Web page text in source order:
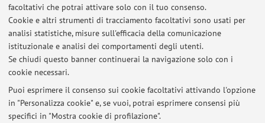
facoltativi che potrai attivare solo con il tuo consenso.
Cookie e altri strumenti di tracciamento facoltativi sono usati per
analisi statistiche, misure sull'efficacia della comunicazione
istituzionale e analisi dei comportamenti degli utenti.
Se chiudi questo banner continuerai la navigazione solo con i
cookie necessari.
Puoi esprimere il consenso sui cookie facoltativi attivando l'opzione
in "Personalizza cookie" e, se vuoi, potrai esprimere consensi più
specifici in "Mostra cookie di profilazione".
Dipartimento di Farmacia e Biotecnologie
Via Belmeloro 6, Bologna -Vai alla mappa
Ultimi avvisi